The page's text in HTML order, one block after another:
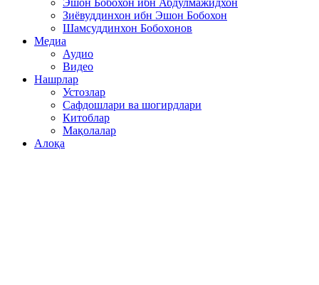
Зиёвуддинхон ибн Эшон Бобохон
Шамсуддинхон Бобохонов
Медиа
Аудио
Видео
Нашрлар
Устозлар
Сафдошлари ва шогирдлари
Китоблар
Мақолалар
Алоқа